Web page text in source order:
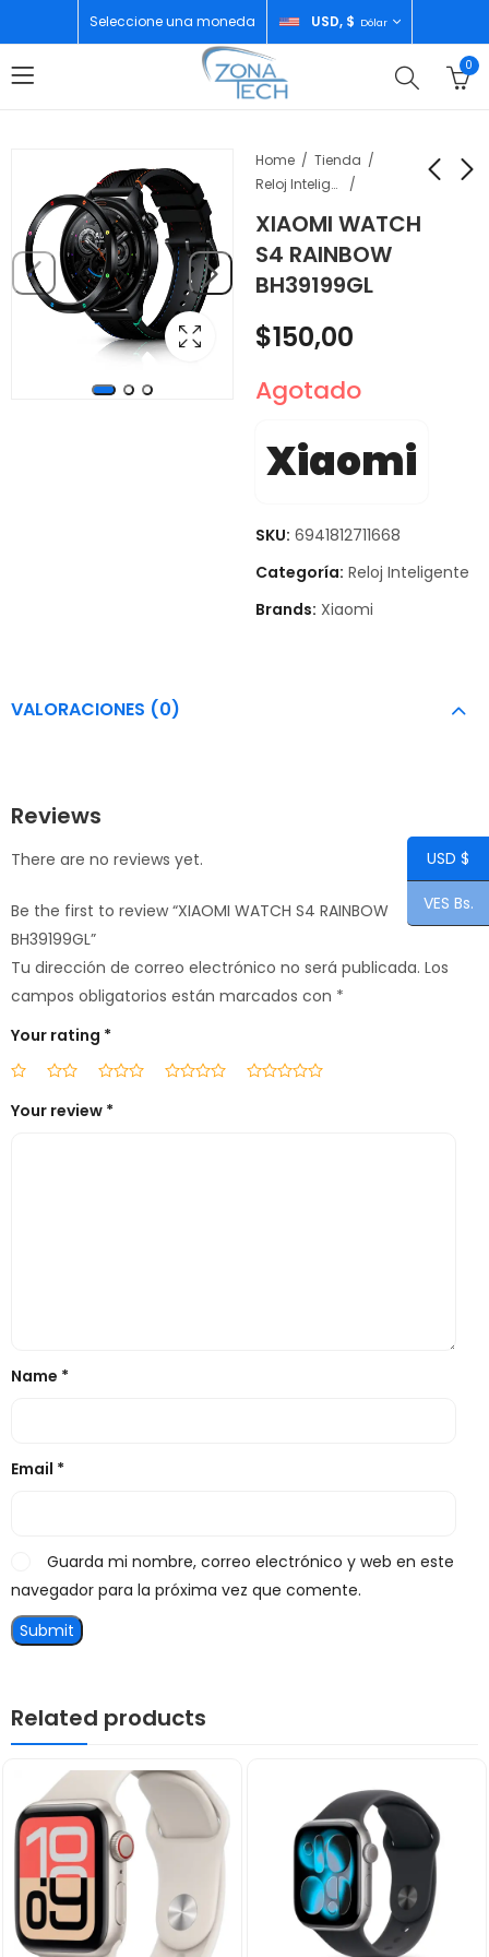
Seleccione una moneda USD, $ Dólar
0
Home
Tienda
Reloj Inteligente
XIAOMI WATCH
S4 RAINBOW
BH39199GL
SILVER BH39199GL
$150,00
12GB/256GB SILVER
SHADOW
$770,00
$150,00
Agotado
Xiaomi
SKU: 6941812711668
Categoría: Reloj Inteligente
Brands: Xiaomi
VALORACIONES (0)
Reviews
There are no reviews yet.
Be the first to review “XIAOMI WATCH S4 RAINBOW
BH39199GL”
Tu dirección de correo electrónico no será publicada. Los
campos obligatorios están marcados con *
Your rating *
Your review *
Name *
Email *
Guarda mi nombre, correo electrónico y web en este
navegador para la próxima vez que comente.
Related products
USD $
VES Bs.